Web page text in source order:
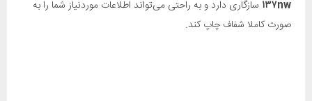
۱۳۷nw سازگاری دارد و به راحتی ‌می‌تواند اطلاعات موردنیاز شما را به
صورت کاملا شفاف چاپ کند.